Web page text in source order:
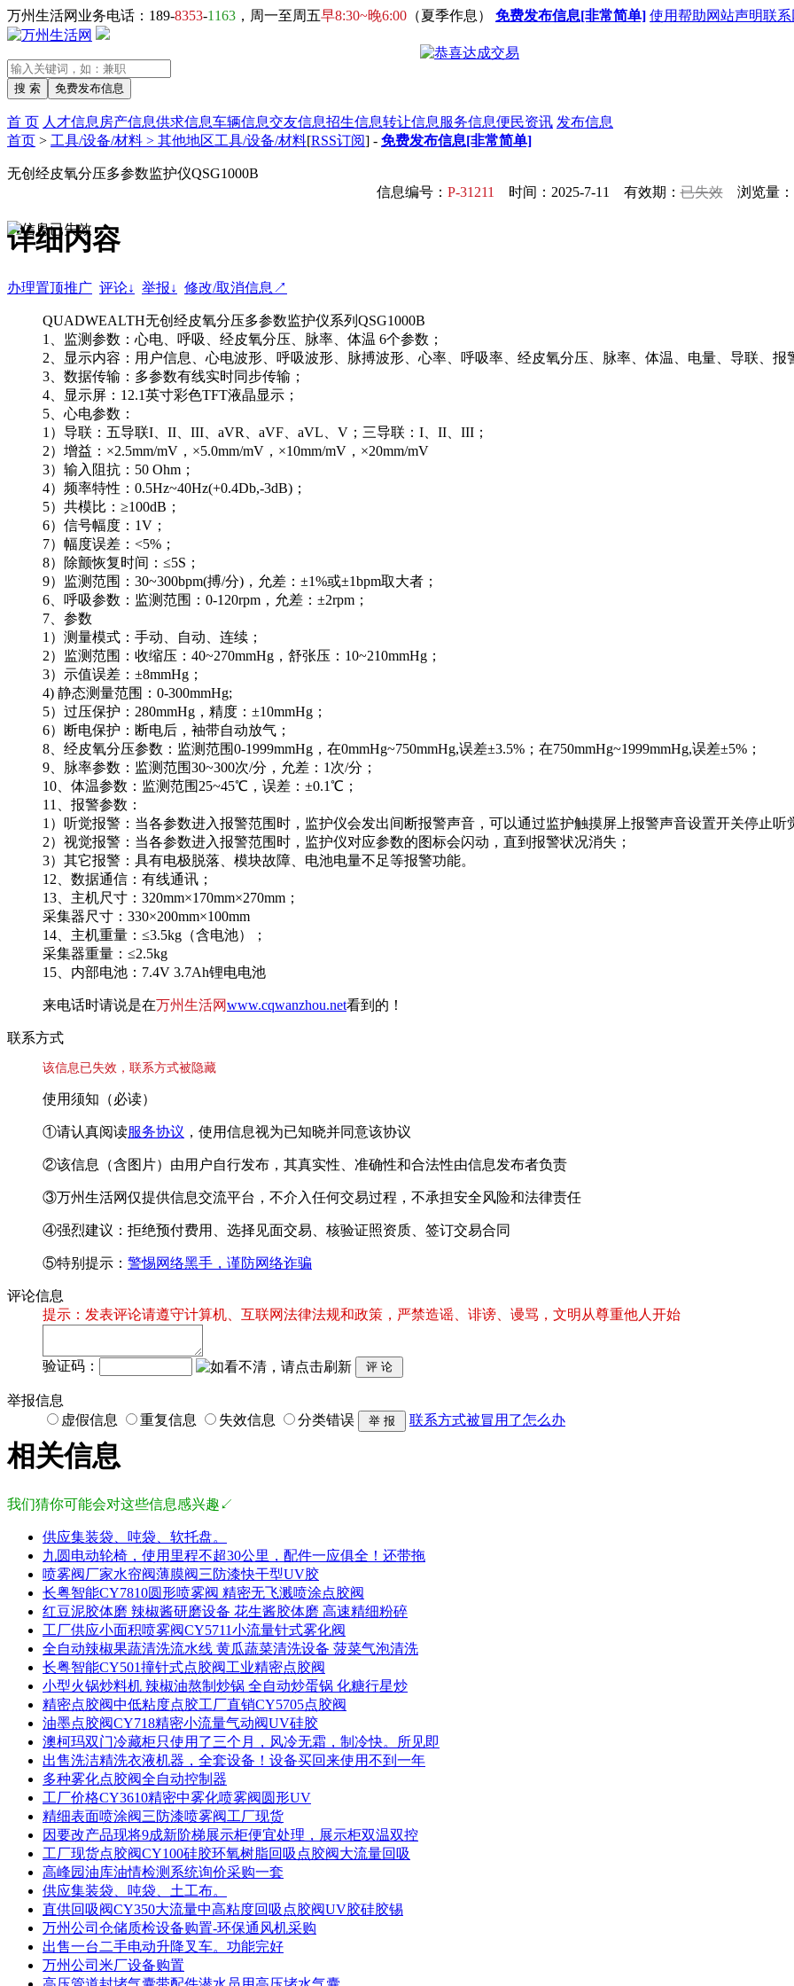
万州生活网业务电话：189-8353-1163 ，周一至周五早8:30~晚6:00 （夏季作息） 免费发布信息[非常简单] 使用帮助网站声明联
首 页 人才信息 房产信息供求信息车辆信息交友信息招生信息转让信息 服务信息便民资讯 发布信息
首页 > 工具/设备/材料 > 其他地区工具/设备/材料[RSS订阅] - 免费发布信息[非常简单]
无创经皮氧分压多参数监护仪QSG1000B
信息编号： P-31211 时间：2025-7-11 有效期：已失效浏览量：
详细内容
办理置顶推广 评论↓ 举报↓ 修改/取消信息↗
QUADWEALTH无创经皮氧分压多参数监护仪系列QSG1000B
1、监测参数：心电、呼吸、经皮氧分压、脉率、体温 6个参数；
2、显示内容：用户信息、心电波形、呼吸波形、脉搏波形、心率、呼吸率、经皮氧分压、脉率、体温、电量、导联、报
3、数据传输：多参数有线实时同步传输；
4、显示屏：12.1英寸彩色TFT液晶显示；
5、心电参数：
1）导联：五导联I、II、III、aVR、aVF、aVL、V；三导联：I、II、III；
2）增益：×2.5mm/mV，×5.0mm/mV，×10mm/mV，×20mm/mV
3）输入阻抗：50 Ohm；
4）频率特性：0.5Hz~40Hz(+0.4Db,-3dB)；
5）共模比：≥100dB；
6）信号幅度：1V；
7）幅度误差：<5%；
8）除颤恢复时间：≤5S；
9）监测范围：30~300bpm(搏/分)，允差：±1%或±1bpm取大者；
6、呼吸参数：监测范围：0-120rpm，允差：±2rpm；
7、参数
1）测量模式：手动、自动、连续；
2）监测范围：收缩压：40~270mmHg，舒张压：10~210mmHg；
3）示值误差：±8mmHg；
4) 静态测量范围：0-300mmHg;
5）过压保护：280mmHg，精度：±10mmHg；
6）断电保护：断电后，袖带自动放气；
8、经皮氧分压参数：监测范围0-1999mmHg，在0mmHg~750mmHg,误差±3.5%；在750mmHg~1999mmHg,误差±5%；
9、脉率参数：监测范围30~300次/分，允差：1次/分；
10、体温参数：监测范围25~45℃，误差：±0.1℃；
11、报警参数：
1）听觉报警：当各参数进入报警范围时，监护仪会发出间断报警声音，可以通过监护触摸屏上报警声音设置开关停止听
2）视觉报警：当各参数进入报警范围时，监护仪对应参数的图标会闪动，直到报警状况消失；
3）其它报警：具有电极脱落、模块故障、电池电量不足等报警功能。
12、数据通信：有线通讯；
13、主机尺寸：320mm×170mm×270mm；
采集器尺寸：330×200mm×100mm
14、主机重量：≤3.5kg（含电池）；
采集器重量：≤2.5kg
15、内部电池：7.4V 3.7Ah锂电电池
来电话时请说是在万州生活网www.cqwanzhou.net看到的！
联系方式
该信息已失效，联系方式被隐藏
使用须知（必读）
①请认真阅读服务协议 ，使用信息视为已知晓并同意该协议
②该信息（含图片）由用户自行发布，其真实性、准确性和合法性由信息发布者负责
③万州生活网仅提供信息交流平台，不介入任何交易过程，不承担安全风险和法律责任
④强烈建议：拒绝预付费用、选择见面交易、核验证照资质、签订交易合同
⑤特别提示： 警惕网络黑手，谨防网络诈骗
评论信息
提示：发表评论请遵守计算机、互联网法律法规和政策，严禁造谣、诽谤、谩骂，文明从尊重他人开始
验证码：
举报信息
虚假信息
重复信息 失效信息 分类错误 联系方式被冒用了怎么办
相关信息
我们猜你可能会对这些信息感兴趣↙
供应集装袋、吨袋、软托盘。
九圆电动轮椅，使用里程不超30公里，配件一应俱全！还带拖
喷雾阀厂家水帘阀薄膜阀三防漆快干型UV胶
长粤智能CY7810圆形喷雾阀 精密无飞溅喷涂点胶阀
红豆泥胶体磨 辣椒酱研磨设备 花生酱胶体磨 高速精细粉碎
工厂供应小面积喷雾阀CY5711小流量针式雾化阀
全自动辣椒果蔬清洗流水线 黄瓜蔬菜清洗设备 菠菜气泡清洗
长粤智能CY501撞针式点胶阀工业精密点胶阀
小型火锅炒料机 辣椒油熬制炒锅 全自动炒蛋锅 化糖行星炒
精密点胶阀中低粘度点胶工厂直销CY5705点胶阀
油墨点胶阀CY718精密小流量气动阀UV硅胶
澳柯玛双门冷藏柜只使用了三个月，风冷无霜，制冷快。所见即
出售洗洁精洗衣液机器，全套设备！设备买回来使用不到一年
多种雾化点胶阀全自动控制器
工厂价格CY3610精密中雾化喷雾阀圆形UV
精细表面喷涂阀三防漆喷雾阀工厂现货
因要改产品现将9成新阶梯展示柜便宜处理，展示柜双温双控
工厂现货点胶阀CY100硅胶环氧树脂回吸点胶阀大流量回吸
高峰园油库油情检测系统询价采购一套
供应集装袋、吨袋、土工布。
直供回吸阀CY350大流量中高粘度回吸点胶阀UV胶硅胶锡
万州公司仓储质检设备购置-环保通风机采购
出售一台二手电动升降叉车。功能完好
万州公司米厂设备购置